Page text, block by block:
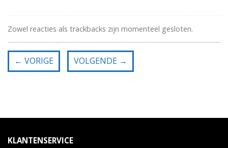
Zowel reacties als trackbacks zijn momenteel gesloten.
← VORIGE VOLGENDE →
KLANTENSERVICE